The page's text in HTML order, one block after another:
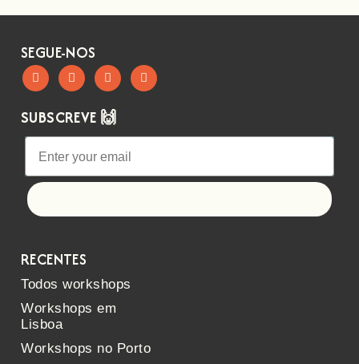
SEGUE-NOS
SUBSCREVE 🙌
RECENTES
Todos workshops
Workshops em
Lisboa
Workshops no Porto